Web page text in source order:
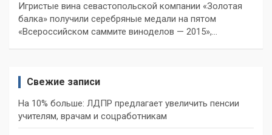
Игристые вина севастопольской компании «Золотая
балка» получили серебряные медали на пятом
«Всероссийском саммите виноделов — 2015»,…
Свежие записи
На 10% больше: ЛДПР предлагает увеличить пенсии
учителям, врачам и соцработникам